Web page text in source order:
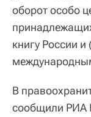
оборот особо
книгу России
В
сообщили РИА